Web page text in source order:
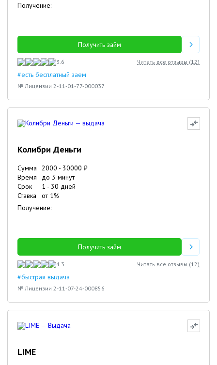
Получение:
Получить займ
3.6 Читать все отзывы (12)
#есть бесплатный заем
№ Лицензии 2-11-01-77-000037
Колибри Деньги
Сумма 2000 - 30000 ₽
Время
до 3 минут
Срок
1 - 30 дней
Ставка
от 1%
Получение:
Получить займ
4.3 Читать все отзывы (12)
#быстрая выдача
№ Лицензии 2-11-07-24-000856
LIME